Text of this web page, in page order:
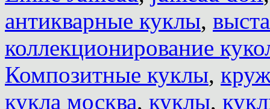
антикварные куклы,
коллекционирование
Композитные куклы,
кукла москва, куклы,